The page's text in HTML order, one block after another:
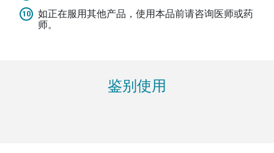
如正在服用其他产品，使用本品前请咨询医师或药
师。
鉴别使用